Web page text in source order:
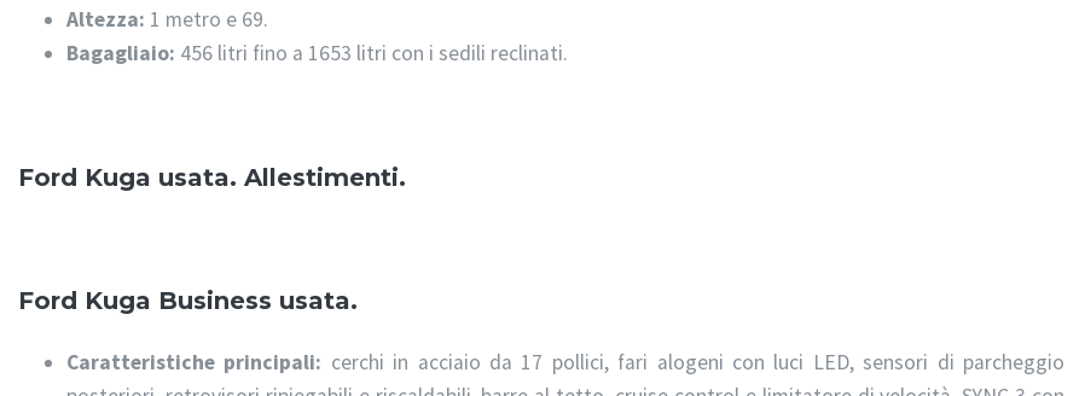
Altezza: 1 metro e 69.
Bagagliaio: 456 litri fino a 1653 litri con i sedili reclinati.
Ford Kuga usata. Allestimenti.
Ford Kuga Business usata.
Caratteristiche principali: cerchi in acciaio da 17 pollici, fari alogeni con luci LED, sensori di parcheggio